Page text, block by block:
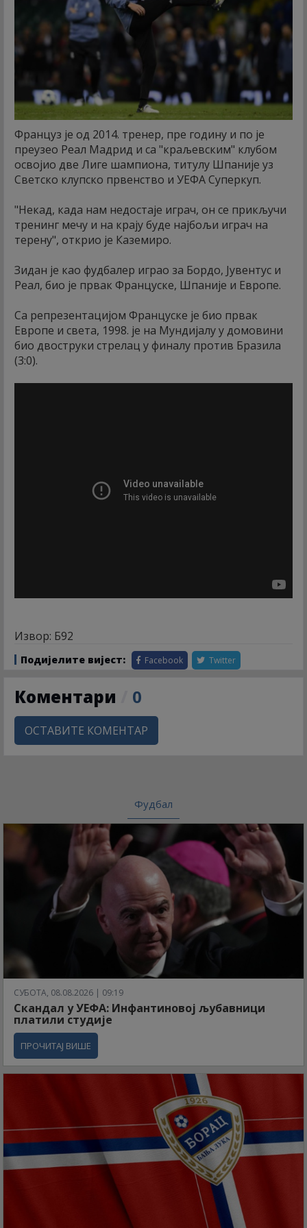
Француз је од 2014. тренер, пре годину и по је
преузео Реал Мадрид и са "краљевским" клубом
освојио две Лиге шампиона, титулу Шпаније уз
Светско клупско првенство и УЕФА Суперкуп.
"Некад, када нам недостаје играч, он се прикључи
тренинг мечу и на крају буде најбољи играч на
терену", открио је Каземиро.
Зидан је као фудбалер играо за Бордо, Јувентус и
Реал, био је првак Француске, Шпаније и Европе.
Са репрезентацијом Француске је био првак
Европе и света, 1998. је на Мундијалу у домовини
био двоструки стрелац у финалу против Бразила
(3:0).
Извор: Б92
Подијелите вијест: Facebook Twitter
Коментари 0
ОСТАВИТЕ КОМЕНТАР
Фудбал
СУБОТА, 08.08.2026 | 09:19
Скандал у УЕФА: Инфантиновој љубавници
платили студије
ПРОЧИТАЈ ВИШЕ